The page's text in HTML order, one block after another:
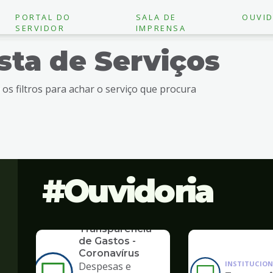
PORTAL DO
SERVIDOR
SALA DE
IMPRENSA
de Serviços
os filtros para achar o serviço que procura
Ouvidoria
Transparência
de Gastos -
Coronavírus
Despesas e